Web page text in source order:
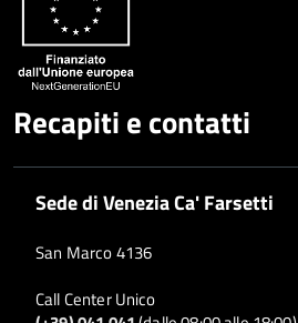
Recapiti e contatti
Sede di Venezia Ca' Farsetti
San Marco 4136
Call Center Unico